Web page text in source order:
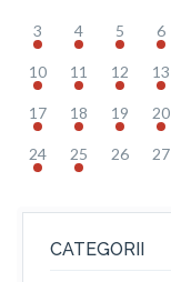
3 4 5 6
10 11 12 13
17 18 19 20
24 25 26 27
CATEGORII